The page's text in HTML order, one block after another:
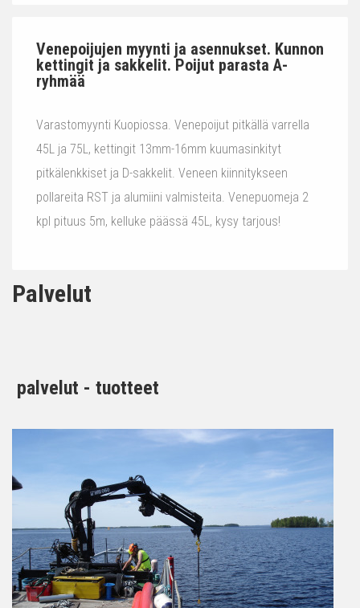
Venepoijujen myynti ja asennukset. Kunnon
kettingit ja sakkelit. Poijut parasta A-
ryhmää
Varastomyynti Kuopiossa. Venepoijut pitkällä varrella
45L ja 75L, kettingit 13mm-16mm kuumasinkityt
pitkälenkkiset ja D-sakkelit. Veneen kiinnitykseen
pollareita RST ja alumiini valmisteita. Venepuomeja 2
kpl pituus 5m, kelluke päässä 45L, kysy tarjous!
Palvelut
palvelut - tuotteet